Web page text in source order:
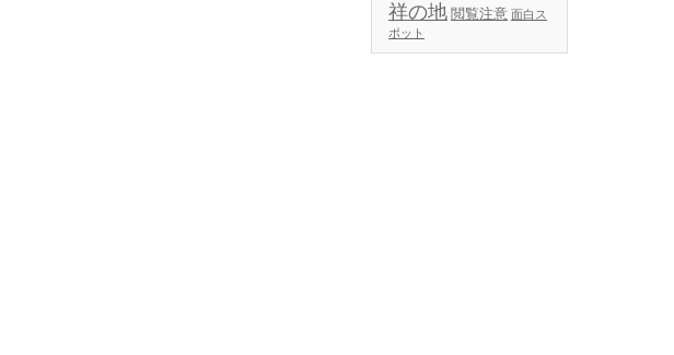
祥の地 閲覧注意 面白ス
ポット